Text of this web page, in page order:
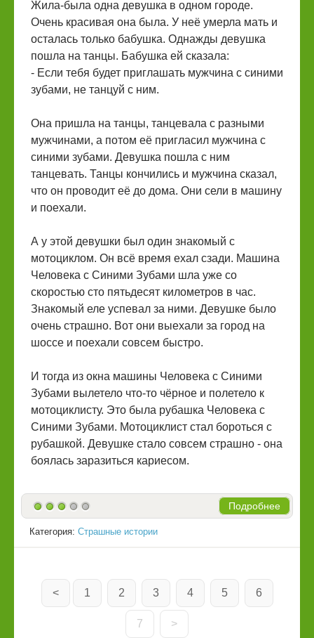
Жила-была одна девушка в одном городе.
Очень красивая она была. У неё умерла мать и
осталась только бабушка. Однажды девушка
пошла на танцы. Бабушка ей сказала:
- Если тебя будет приглашать мужчина с синими
зубами, не танцуй с ним.
Она пришла на танцы, танцевала с разными
мужчинами, а потом её пригласил мужчина с
синими зубами. Девушка пошла с ним
танцевать. Танцы кончились и мужчина сказал,
что он проводит её до дома. Они сели в машину
и поехали.
А у этой девушки был один знакомый с
мотоциклом. Он всё время ехал сзади. Машина
Человека с Синими Зубами шла уже со
скоростью сто пятьдесят километров в час.
Знакомый еле успевал за ними. Девушке было
очень страшно. Вот они выехали за город на
шоссе и поехали совсем быстро.
И тогда из окна машины Человека с Синими
Зубами вылетело что-то чёрное и полетело к
мотоциклисту. Это была рубашка Человека с
Синими Зубами. Мотоциклист стал бороться с
рубашкой. Девушке стало совсем страшно - она
боялась заразиться кариесом.
Подробнее
Категория: Страшные истории
< 1 2 3 4 5 6
7 >